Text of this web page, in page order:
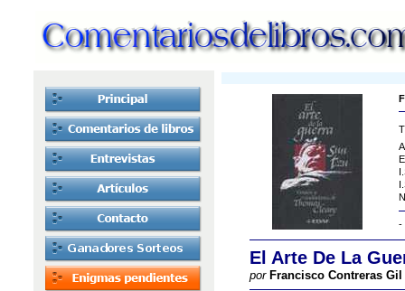
-
El Arte De La
por Francisco Contreras Gil